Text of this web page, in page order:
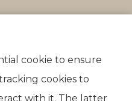
cookie to ensure
cookies to
with it. The latter